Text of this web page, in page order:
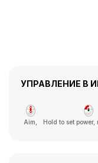
УПРАВЛЕНИЕ В
Aim, Hold to set power,